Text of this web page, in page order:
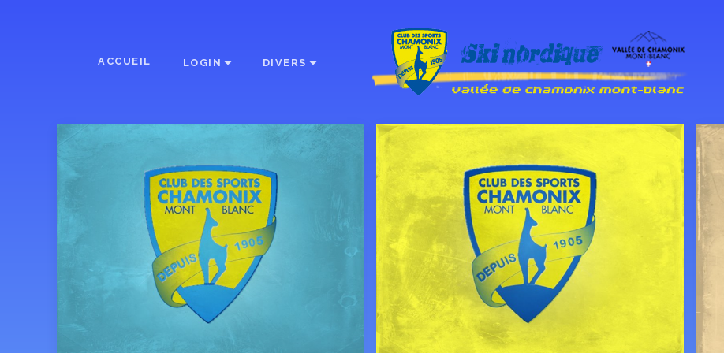
ACCUEIL LOGIN DIVERS